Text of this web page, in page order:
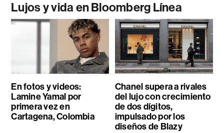
Lujos y vida en Bloomberg Línea
En fotos y videos:
Lamine Yamal por
primera vez en
Cartagena, Colombia
Chanel supera a rivales
del lujo con crecimiento
de dos dígitos,
impulsado por los
diseños de Blazy